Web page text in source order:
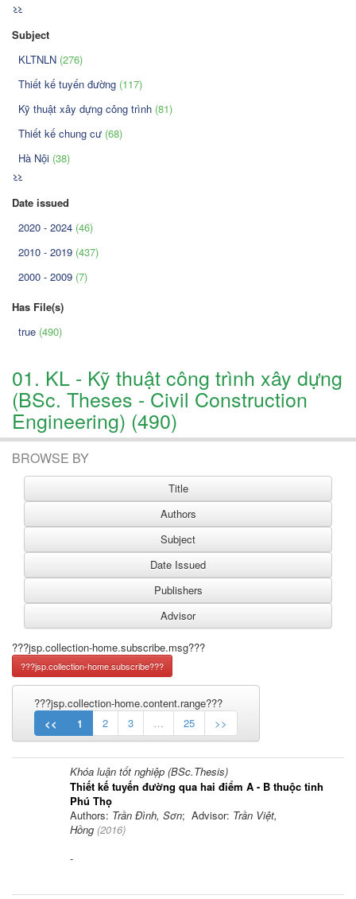
>>
Subject
KLTNLN (276)
Thiết kế tuyến đường (117)
Kỹ thuật xây dựng công trình (81)
Thiết kế chung cư (68)
Hà Nội (38)
>>
Date issued
2020 - 2024 (46)
2010 - 2019 (437)
2000 - 2009 (7)
Has File(s)
true (490)
01. KL - Kỹ thuật công trình xây dựng
(BSc. Theses - Civil Construction
Engineering) (490)
BROWSE BY
???jsp.collection-home.subscribe.msg???
???jsp.collection-home.content.range???
<<
1 2 3 … 25 >>
Khóa luận tốt nghiệp (BSc.Thesis)
Thiết kế tuyến đường qua hai điểm A - B thuộc tỉnh
Phú Thọ
Authors: Trần Đình, Sơn; Advisor: Trần Việt,
Hồng (2016)
-